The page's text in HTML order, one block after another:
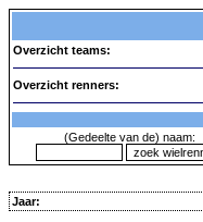
Overzicht teams:
Overzicht renners:
(Gedeelte van de) naam:
Jaar: